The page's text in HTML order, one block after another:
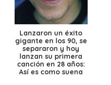
Lanzaron un éxito
gigante en los 90, se
separaron y hoy
lanzan su primera
canción en 28 años:
Así es como suena